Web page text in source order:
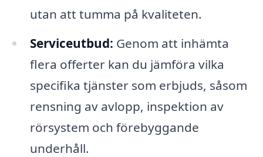
utan att tumma på kvaliteten.
Serviceutbud: Genom att inhämta
flera offerter kan du jämföra vilka
specifika tjänster som erbjuds, såsom
rensning av avlopp, inspektion av
rörsystem och förebyggande
underhåll.